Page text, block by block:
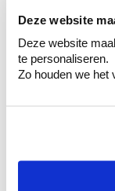
Deze website
Deze website
te personaliseren.
Zo houden we het
Ontdek
Bekijk er